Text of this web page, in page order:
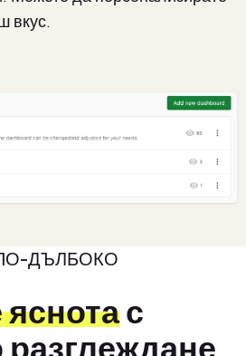
вкус.
ДЪЛБОКО
с